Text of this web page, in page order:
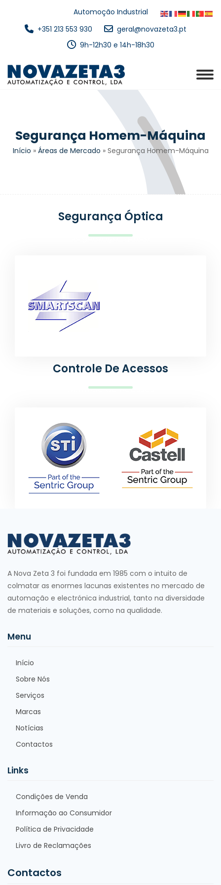
Automoção Industrial
+351 213 553 930
geral@novazeta3.pt
9h-12h30 e 14h-18h30
Segurança Homem-Máquina
Início » Áreas de Mercado » Segurança Homem-Máquina
Segurança Óptica
Segurança Óptica
Controle De Acessos
Controle de Acessos
A Nova Zeta 3 foi fundada em 1985 com o intuito de
colmatar as enormes lacunas existentes no mercado de
automação e electrónica industrial, tanto na diversidade
de materiais e soluções, como na qualidade.
Menu
Início
Sobre Nós
Serviços
Marcas
Notícias
Contactos
Links
Condições de Venda
Informação ao Consumidor
Política de Privacidade
Livro de Reclamações
Contactos